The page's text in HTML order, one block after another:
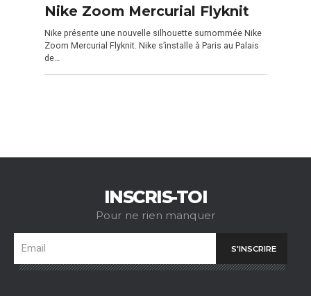
Nike Zoom Mercurial Flyknit
Nike présente une nouvelle silhouette surnommée Nike
Zoom Mercurial Flyknit. Nike s’installe à Paris au Palais
de…
INSCRIS-TOI
Pour ne rien manquer